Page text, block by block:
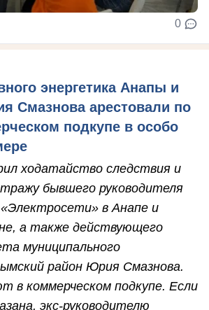
0
энергетика Анапы и
Смазнова арестовали по
подкупе в особо
ходатайство следствия и
бывшего руководителя
в Анапе и
а также действующего
муниципального
район Юрия Смазнова.
в коммерческом подкупе. Если
экс-руководителю